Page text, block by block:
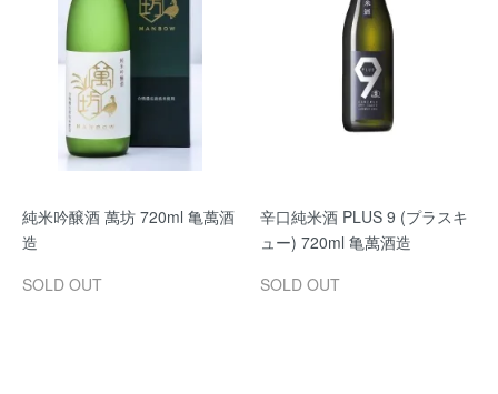
純米吟醸酒 萬坊 720ml 亀萬酒
造
SOLD OUT
辛口純米酒 PLUS 9 (プラスキ
ュー) 720ml 亀萬酒造
SOLD OUT